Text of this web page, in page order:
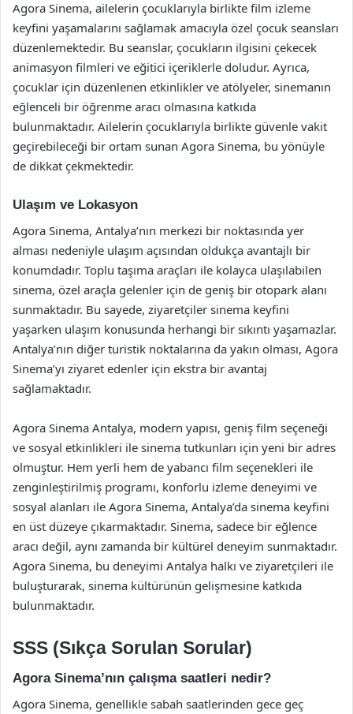
Agora Sinema, ailelerin çocuklarıyla birlikte film izleme
keyfini yaşamalarını sağlamak amacıyla özel çocuk seansları
düzenlemektedir. Bu seanslar, çocukların ilgisini çekecek
animasyon filmleri ve eğitici içeriklerle doludur. Ayrıca,
çocuklar için düzenlenen etkinlikler ve atölyeler, sinemanın
eğlenceli bir öğrenme aracı olmasına katkıda
bulunmaktadır. Ailelerin çocuklarıyla birlikte güvenle vakit
geçirebileceği bir ortam sunan Agora Sinema, bu yönüyle
de dikkat çekmektedir.
Ulaşım ve Lokasyon
Agora Sinema, Antalya’nın merkezi bir noktasında yer
alması nedeniyle ulaşım açısından oldukça avantajlı bir
konumdadır. Toplu taşıma araçları ile kolayca ulaşılabilen
sinema, özel araçla gelenler için de geniş bir otopark alanı
sunmaktadır. Bu sayede, ziyaretçiler sinema keyfini
yaşarken ulaşım konusunda herhangi bir sıkıntı yaşamazlar.
Antalya’nın diğer turistik noktalarına da yakın olması, Agora
Sinema’yı ziyaret edenler için ekstra bir avantaj
sağlamaktadır.
Agora Sinema Antalya, modern yapısı, geniş film seçeneği
ve sosyal etkinlikleri ile sinema tutkunları için yeni bir adres
olmuştur. Hem yerli hem de yabancı film seçenekleri ile
zenginleştirilmiş programı, konforlu izleme deneyimi ve
sosyal alanları ile Agora Sinema, Antalya’da sinema keyfini
en üst düzeye çıkarmaktadır. Sinema, sadece bir eğlence
aracı değil, aynı zamanda bir kültürel deneyim sunmaktadır.
Agora Sinema, bu deneyimi Antalya halkı ve ziyaretçileri ile
buluşturarak, sinema kültürünün gelişmesine katkıda
bulunmaktadır.
SSS (Sıkça Sorulan Sorular)
Agora Sinema’nın çalışma saatleri nedir?
Agora Sinema, genellikle sabah saatlerinden gece geç